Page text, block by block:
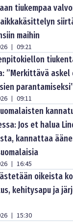
tiukempaa
maihin
| 09:21
”Merkittävä
| 09:11
Jos et halua
kannattaa
| 16:45
oikeista
kehitysapu ja
| 15:30